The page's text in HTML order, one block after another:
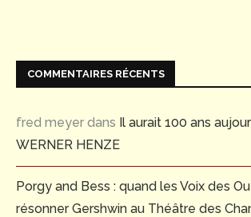
COMMENTAIRES RÉCENTS
fred meyer dans Il aurait 100 ans
WERNER HENZE
Porgy and Bess : quand les Voix des
résonner Gershwin au Théâtre des